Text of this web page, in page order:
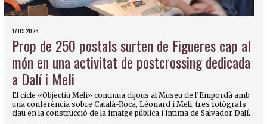
17.05.2026
Prop de 250 postals surten de Figueres cap al
món en una activitat de postcrossing dedicada
a Dalí i Meli
El cicle «Objectiu Meli» continua dijous al Museu de l’Empordà amb
una conferència sobre Català-Roca, Léonard i Meli, tres fotògrafs
clau en la construcció de la imatge pública i íntima de Salvador Dalí.